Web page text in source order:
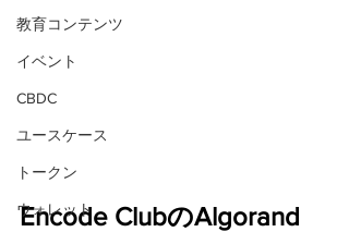
教育コンテンツ
イベント
CBDC
ユースケース
トークン
ウォレット
Encode ClubのAlgorand